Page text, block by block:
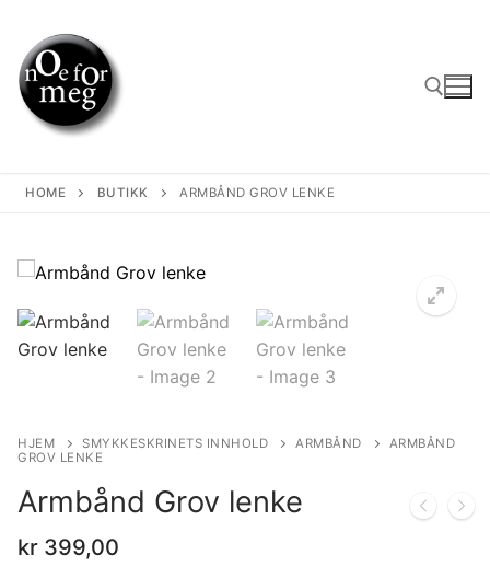
content
HOME BUTIKK ARMBÅND GROV LENKE
HJEM SMYKKESKRINETS INNHOLD ARMBÅND
ARMBÅND
GROV LENKE
Armbånd Grov lenke
kr 399,00